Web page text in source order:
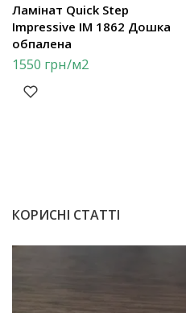
Ламінат Quick Step
Impressive IM 1862 Дошка
обпалена
1550 грн/м2
КОРИСНІ СТАТТІ